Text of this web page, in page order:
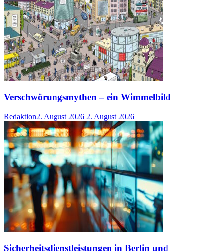
Verschwörungsmythen – ein Wimmelbild
Redaktion2. August 2026 2. August 2026
Sicherheitsdienstleistungen in Berlin und